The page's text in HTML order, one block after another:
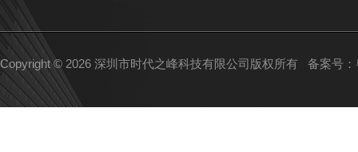
Copyright © 2026 深圳市时代之峰科技有限公司版权所有 备案号